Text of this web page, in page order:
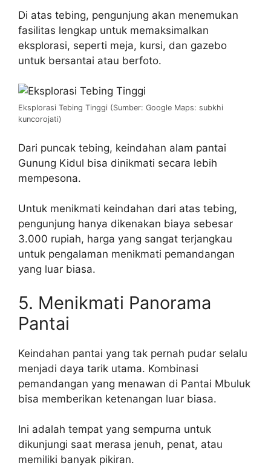
Di atas tebing, pengunjung akan menemukan
fasilitas lengkap untuk memaksimalkan
eksplorasi, seperti meja, kursi, dan gazebo
untuk bersantai atau berfoto.
Eksplorasi Tebing Tinggi (Sumber: Google Maps: subkhi
kuncorojati)
Dari puncak tebing, keindahan alam pantai
Gunung Kidul bisa dinikmati secara lebih
mempesona.
Untuk menikmati keindahan dari atas tebing,
pengunjung hanya dikenakan biaya sebesar
3.000 rupiah, harga yang sangat terjangkau
untuk pengalaman menikmati pemandangan
yang luar biasa.
5. Menikmati Panorama
Pantai
Keindahan pantai yang tak pernah pudar selalu
menjadi daya tarik utama. Kombinasi
pemandangan yang menawan di Pantai Mbuluk
bisa memberikan ketenangan luar biasa.
Ini adalah tempat yang sempurna untuk
dikunjungi saat merasa jenuh, penat, atau
memiliki banyak pikiran.